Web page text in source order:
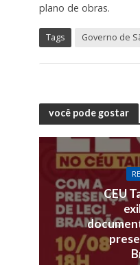
plano de obras.
Tags Governo de
você pode gostar
CEU